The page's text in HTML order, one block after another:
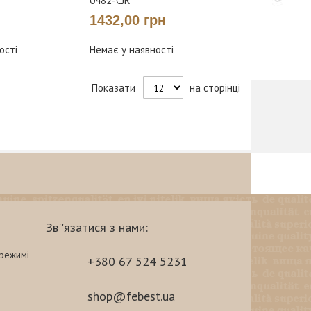
1432,00 грн
Немає у наявності
Показати на сторінці
Зв''язатися з нами:
+380 67 524 5231
shop@febest.ua